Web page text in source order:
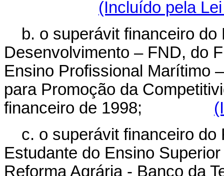
(Incluído pela
b. o superávit financeiro do
Desenvolvimento – FND, do
Ensino Profissional Marítimo
para Promoção da
financeiro de 1998;
c. o superávit financeiro do
Estudante do Ensino
Reforma Agrária - Banco da